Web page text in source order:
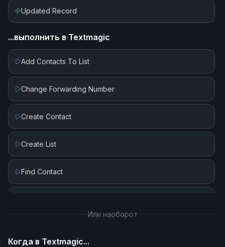
Updated Record
...выполнить в Textmagic
Add Contacts To List
Change Forwarding Number
Create Contact
Create List
Find Contact
Или наоборот
Когда в Textmagic...